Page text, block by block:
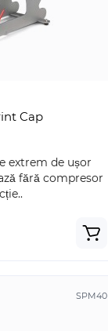
Cap
extrem de ușor
fără compresor
SPM40